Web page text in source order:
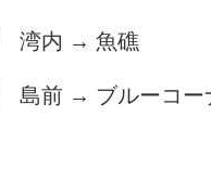
湾内 → 魚礁
島前 → ブルーコー